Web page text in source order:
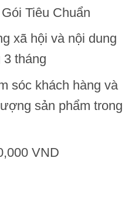
Tiêu Chuẩn
xã hội và nội dung
3 tháng
sóc khách hàng và
sản phẩm trong
VND